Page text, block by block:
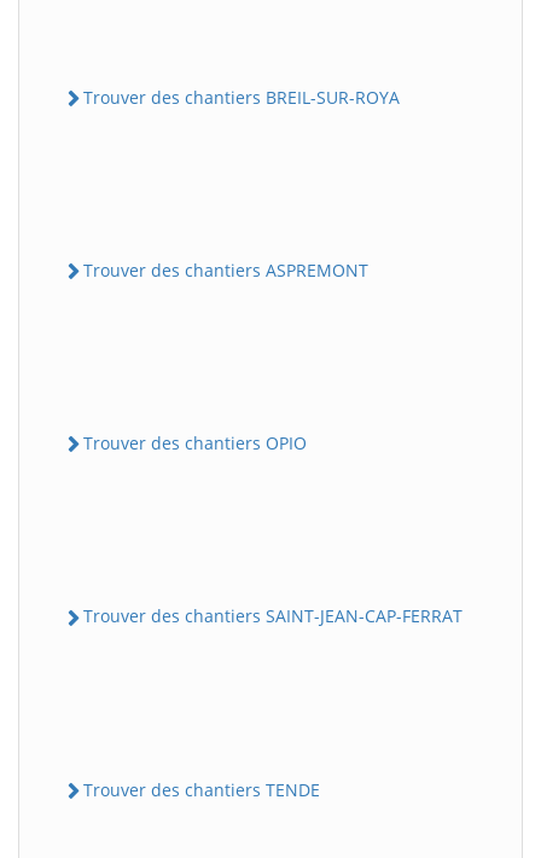
Trouver des chantiers BREIL-SUR-ROYA
Trouver des chantiers ASPREMONT
Trouver des chantiers OPIO
Trouver des chantiers SAINT-JEAN-CAP-FERRAT
Trouver des chantiers TENDE